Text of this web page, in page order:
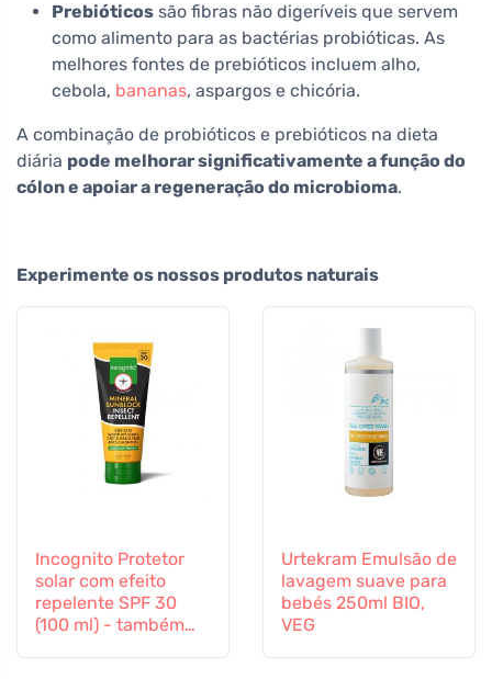
Prebióticos são fibras não digeríveis que servem
como alimento para as bactérias probióticas. As
melhores fontes de prebióticos incluem alho,
cebola, bananas, aspargos e chicória.
A combinação de probióticos e prebióticos na dieta
diária pode melhorar significativamente a função do
cólon e apoiar a regeneração do microbioma.
Experimente os nossos produtos naturais
Incognito Protetor
solar com efeito
repelente SPF 30
(100 ml) - também
Urtekram Emulsão de
lavagem suave para
bebés 250ml BIO,
VEG